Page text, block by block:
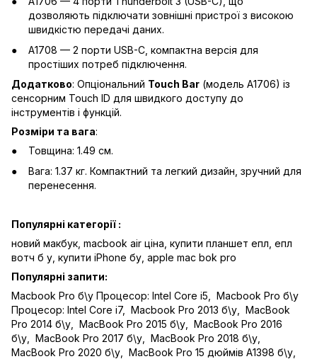
дозволяють підключати зовнішні пристрої з високою
швидкістю передачі даних.
A1708 — 2 порти USB-C, компактна версія для
простіших потреб підключення.
Додатково: Опціональний Touch Bar (модель A1706) із
сенсорним Touch ID для швидкого доступу до
інструментів і функцій.
Розміри та вага:
Товщина: 1.49 см.
Вага: 1.37 кг. Компактний та легкий дизайн, зручний для
перенесення.
Популярні категорії :
новий макбук macbook air ціна купити планшет епл епл
вотч б у купити iPhone бу apple mac bok pro
Популярні запити:
Macbook Pro б\у Процесор: Intel Core i5
Macbook Pro б\у
Процесор: Intel Core i7, Macbook Pro 2013 б\у
MacBook
Pro 2014 б\у
MacBook Pro 2015 б\у
MacBook Pro 2016
б\у
MacBook Pro 2017 б\у MacBook Pro 2018 б\у
MacBook Pro 2020 б\у
MacBook Pro 15 дюймів A1398 б\у